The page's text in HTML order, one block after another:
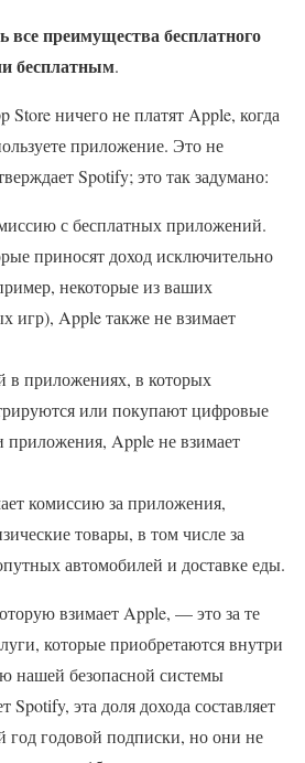
все преимущества бесплатного
бесплатным.
ничего не платят Apple, когда
приложение. Это не
Spotify; это так задумано:
с бесплатных приложений.
приносят доход исключительно
некоторые из ваших
игр), Apple также не взимает
в приложениях, в которых
или покупают цифровые
приложения, Apple не взимает
комиссию за приложения,
товары, в том числе за
автомобилей и доставке еды.
взимает Apple, — это за те
которые приобретаются внутри
нашей безопасной системы
Spotify, эта доля дохода составляет
год годовой подписки, но они не